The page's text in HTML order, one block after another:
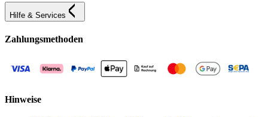
Hilfe & Services
Zahlungsmethoden
Hinweise